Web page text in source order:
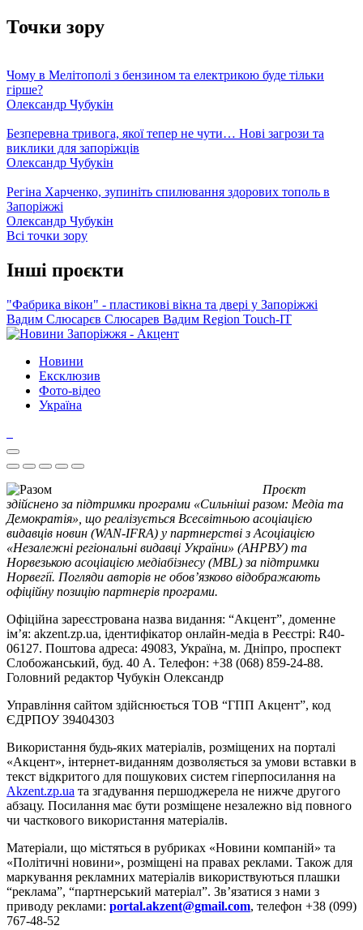
Точки зору
Чому в Мелітополі з бензином та електрикою буде тільки
гірше?
Олександр Чубукін
Безперевна тривога, якої тепер не чути… Нові загрози та
виклики для запоріжців
Олександр Чубукін
Регіна Харченко, зупиніть спилювання здорових тополь в
Запоріжжі
Олександр Чубукін
Всі точки зору
Інші проєкти
"Фабрика вікон" - пластикові вікна та двері у Запоріжжі
Вадим Слюсарєв Слюсарев Вадим Region Touch-IT
Новини
Ексклюзив
Фото-відео
Україна
Проєкт
здійснено за підтримки програми «Сильніші разом: Медіа та
Демократія», що реалізується Всесвітньою асоціацією
видавців новин (WAN-IFRA) у партнерстві з Асоціацією
«Незалежні регіональні видавці України» (АНРВУ) та
Норвезькою асоціацією медіабізнесу (MBL) за підтримки
Норвегії. Погляди авторів не обов’язково відображають
офіційну позицію партнерів програми.
Офіційна зареєстрована назва видання: “Акцент”, доменне
ім’я: akzent.zp.ua, ідентифікатор онлайн-медіа в Реєстрі: R40-
06127. Поштова адреса: 49083, Україна, м. Дніпро, проспект
Слобожанський, буд. 40 А. Телефон: +38 (068) 859-24-88.
Головний редактор Чубукін Олександр
Управління сайтом здійснюється ТОВ “ГПП Акцент”, код
ЄДРПОУ 39404303
Використання будь-яких матеріалів, розміщених на порталі
«Акцент», інтернет-виданням дозволяється за умови вставки в
текст відкритого для пошукових систем гіперпосилання на
Akzent.zp.ua та згадування першоджерела не нижче другого
абзацу. Посилання має бути розміщене незалежно від повного
чи часткового використання матеріалів.
Матеріали, що містяться в рубриках «Новини компаній» та
«Політичні новини», розміщені на правах реклами. Також для
маркування рекламних матеріалів використвуються плашки
“реклама”, “партнерський матеріал”. Зв’язатися з нами з
приводу реклами: portal.akzent@gmail.com, телефон +38 (099)
767-48-52